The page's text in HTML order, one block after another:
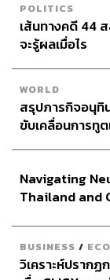
POLITICS
เส้นทางคดี 44
จะรู้ผลเมื่อไร
WORLD
สรุปภารกิจอนุทิ
ขับเคลื่อนการทู
Navigating
Thailand and
BUSINESS /
วิเคราะห์ปราก